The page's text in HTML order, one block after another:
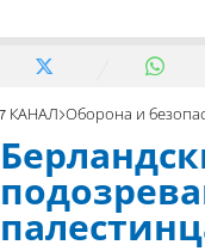
7 КАНАЛ Оборона и